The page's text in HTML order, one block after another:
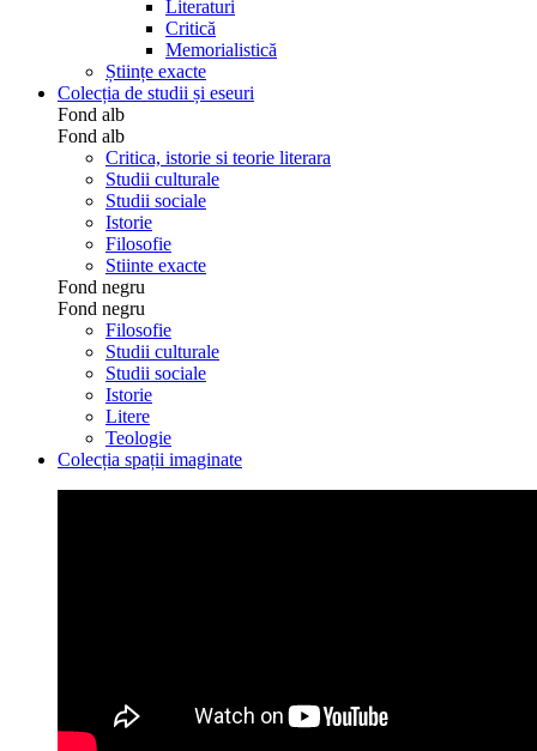
Literaturi
Critică
Memorialistică
Științe exacte
Colecția de studii și eseuri
Fond alb
Fond alb
Critica, istorie si teorie literara
Studii culturale
Studii sociale
Istorie
Filosofie
Stiinte exacte
Fond negru
Fond negru
Filosofie
Studii culturale
Studii sociale
Istorie
Litere
Teologie
Colecția spații imaginate